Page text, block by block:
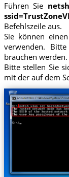
Führen Sie
Befehlszeile aus.
Sie können
verwenden.
brauchen werden.
Bitte stellen Sie
mit der auf dem